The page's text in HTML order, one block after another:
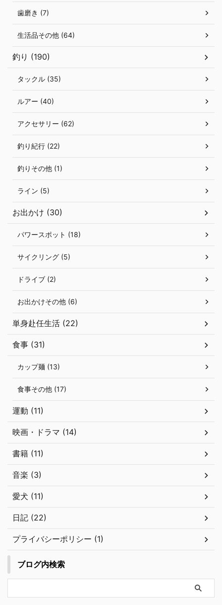
歯磨き (7)
生活品その他 (64)
釣り (190)
タックル (35)
ルアー (40)
アクセサリー (62)
釣り紀行 (22)
釣りその他 (1)
ライン (5)
お出かけ (30)
パワースポット (18)
サイクリング (5)
ドライブ (2)
お出かけその他 (6)
単身赴任生活 (22)
食事 (31)
カップ麺 (13)
食事その他 (17)
運動 (11)
映画・ドラマ (14)
書籍 (11)
音楽 (3)
愛犬 (11)
日記 (22)
プライバシーポリシー (1)
ブログ内検索